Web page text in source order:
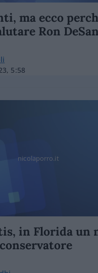
ma ecco
Ron
5:58
nicolaporro.it
in Florida un